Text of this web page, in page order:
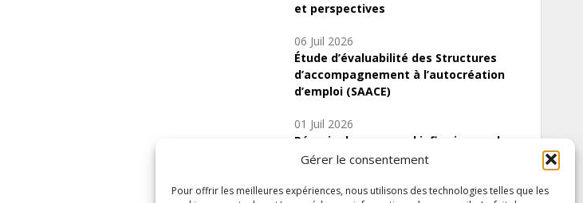
Gérer le consentement
Pour offrir les meilleures expériences, nous utilisons des technologies telles que les
et perspectives
06 Juil 2026
Étude d’évaluabilité des Structures
d’accompagnement à l’autocréation
d’emploi (SAACE)
01 Juil 2026
Pénurie du personnel infirmier :quels
indicateurs d’offre de soins pour